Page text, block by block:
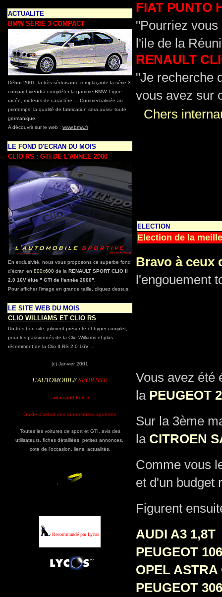
ACTUALITE
BMW SERIE 3 COMPACT
Début 2001, la très séduisante remplaçante la série 3
compact viendra compléter la gamme BMW. Ligne
racée, moteurs de caractère ... Commercialisée au
printemps, la qualité de fabrication sera aussi toute
germanique.
A découvrir sur le web : www.bmw.fr
LE FOND D'ECRAN DU MOIS
CLIO RS : GTI DE L'ANNEE 2000
En exclusivité, nous vous proposons ce superbe fond
d'écran en 800x600 de la RENAULT SPORT CLIO II
2.0 16V élue " GTI de l'année 2000".
Pour afficher l'image en grande taille, cliquez dessus.
LE SITE WEB DU MOIS
CLIO WILLIAMS ET CLIO RS
Un très bon site, joliment présenté et hyper complet,
pour les passionnés de la Clio Williams et plus
récemment de la Clio II RS 2.0 16V ...
(c) Janvier 2001
L'AUTOMOBILE SPORTIVE
auto.sport.free.fr
Guide d'achat des automobiles sportives
Toutes les voitures de sport et GTI, avis des
utilisateurs, fiches détaillées, petites annonces,
cote de l'occasion, liens, actualités.
Recommandé par Lycos
FIAT PUNTO
"Pourriez
l'ile de la
RENAULT
"Je recherche
vous avez sur
Chers
ELECTION
Election de la
Bravo à ceux
l'engouement
Vous avez été
la PEUGEOT
Sur la 3ème
laCITROEN
Comme vous
et d'un budget
Figurent
AUDI A3 1,8T
PEUGEOT
OPEL ASTRA
PEUGEOT